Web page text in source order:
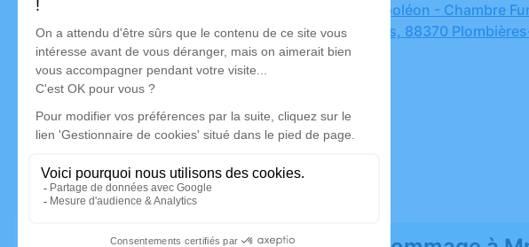
Salon Napoléon - Chambre
des Écoles, 88370